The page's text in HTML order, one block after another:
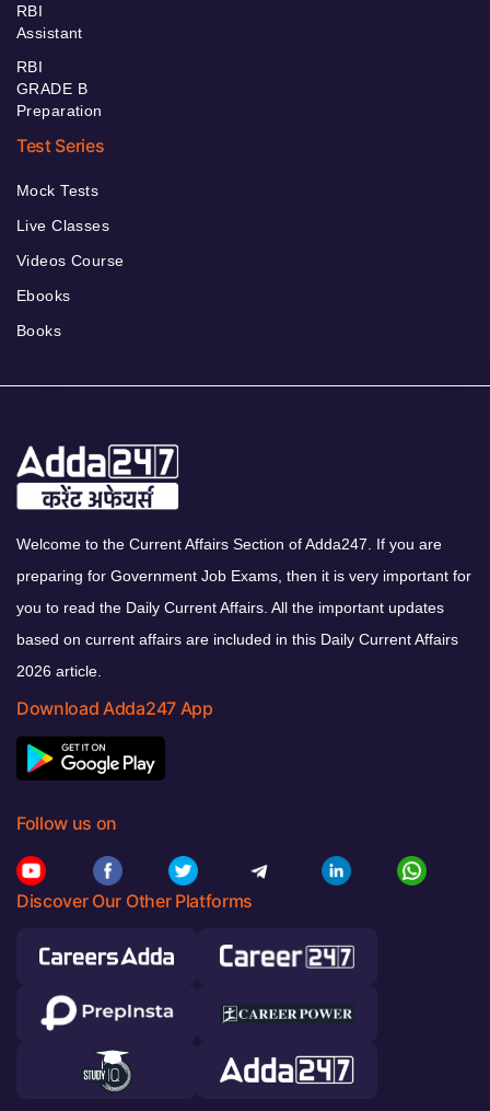
RBI
Assistant
RBI
GRADE B
Preparation
Test Series
Mock Tests
Live Classes
Videos Course
Ebooks
Books
Welcome to the Current Affairs Section of Adda247. If you are
preparing for Government Job Exams, then it is very important for
you to read the Daily Current Affairs. All the important updates
based on current affairs are included in this Daily Current Affairs
2026 article.
Download Adda247 App
Follow us on
Discover Our Other Platforms